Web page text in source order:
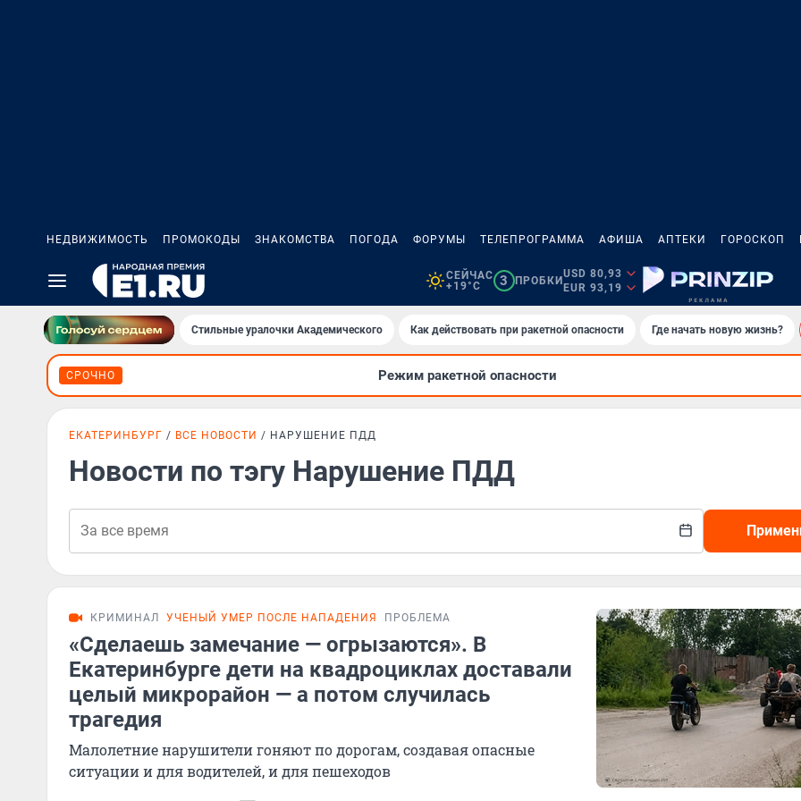
НЕДВИЖИМОСТЬ ПРОМОКОДЫ ЗНАКОМСТВА ПОГОДА ФОРУМЫ ТЕЛЕПРОГРАММА АФИША АПТЕКИ ГОРОСКОП
СЕЙЧАС
+19°C
3 ПРОБКИ
USD 80,93
EUR 93,19
Стильные уралочки Академического Как действовать при ракетной опасности Где начать новую жизнь?
СРОЧНО Режим ракетной опасности
ЕКАТЕРИНБУРГ ВСЕ НОВОСТИ НАРУШЕНИЕ ПДД
Новости по тэгу Нарушение ПДД
КРИМИНАЛ УЧЕНЫЙ УМЕР ПОСЛЕ НАПАДЕНИЯ ПРОБЛЕМА
«Сделаешь замечание — огрызаются». В
Екатеринбурге дети на квадроциклах доставали
целый микрорайон — а потом случилась
трагедия
Малолетние нарушители гоняют по дорогам, создавая опасные
ситуации и для водителей, и для пешеходов